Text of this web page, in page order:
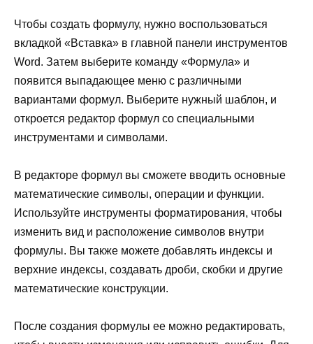
Чтобы создать формулу, нужно воспользоваться
вкладкой «Вставка» в главной панели инструментов
Word. Затем выберите команду «Формула» и
появится выпадающее меню с различными
вариантами формул. Выберите нужный шаблон, и
откроется редактор формул со специальными
инструментами и символами.
В редакторе формул вы сможете вводить основные
математические символы, операции и функции.
Используйте инструменты форматирования, чтобы
изменить вид и расположение символов внутри
формулы. Вы также можете добавлять индексы и
верхние индексы, создавать дроби, скобки и другие
математические конструкции.
После создания формулы ее можно редактировать,